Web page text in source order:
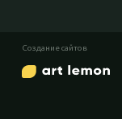
Cоздание сайтов